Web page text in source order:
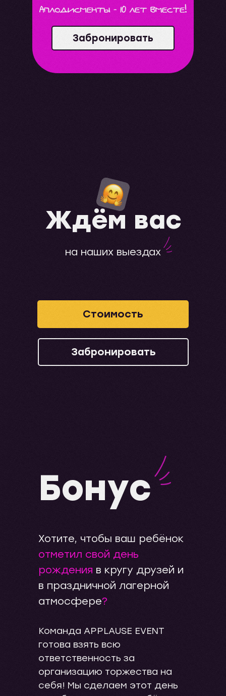
Забронировать
Ждём вас
на наших выездах
Стоимость
Забронировать
Бонус
Хотите, чтобы ваш ребёнок
отметил свой день
рождения в кругу друзей и
в праздничной лагерной
атмосфере?
Команда APPLAUSE EVENT
готова взять всю
ответственность за
организацию торжества на
себя! Мы сделаем этот день